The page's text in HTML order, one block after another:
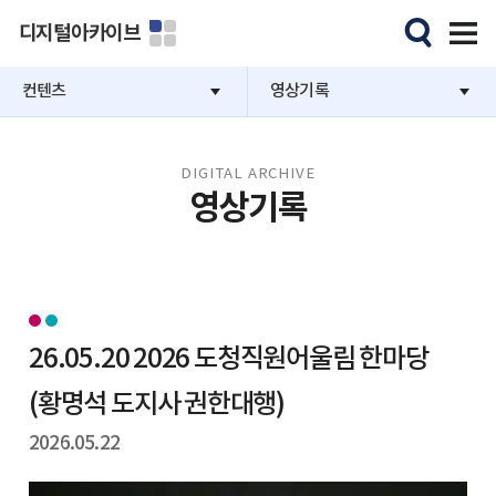
디지털아카이브
컨텐츠 영상기록
DIGITAL ARCHIVE
영상기록
26.05.20 2026 도청직원어울림 한마당
(황명석 도지사 권한대행)
2026.05.22